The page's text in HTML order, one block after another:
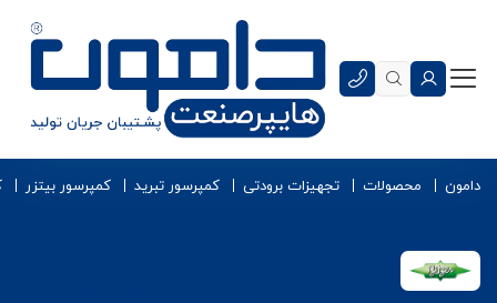
دامون محصولات تجهیزات برودتی کمپرسور تبرید کمپرسور بیتزر